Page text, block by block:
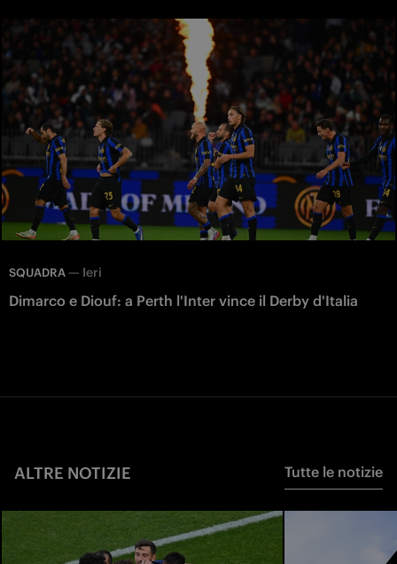
SQUADRA — Ieri
Dimarco e Diouf: a Perth l'Inter vince il Derby d'Italia
ALTRE NOTIZIE Tutte le notizie